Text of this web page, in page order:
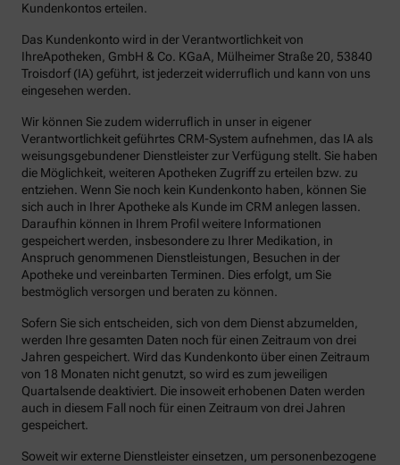
Kundenkontos erteilen.
Das Kundenkonto wird in der Verantwortlichkeit von
IhreApotheken, GmbH & Co. KGaA, Mülheimer Straße 20, 53840
Troisdorf (IA) geführt, ist jederzeit widerruflich und kann von uns
eingesehen werden.
Wir können Sie zudem widerruflich in unser in eigener
Verantwortlichkeit geführtes CRM-System aufnehmen, das IA als
weisungsgebundener Dienstleister zur Verfügung stellt. Sie haben
die Möglichkeit, weiteren Apotheken Zugriff zu erteilen bzw. zu
entziehen. Wenn Sie noch kein Kundenkonto haben, können Sie
sich auch in Ihrer Apotheke als Kunde im CRM anlegen lassen.
Daraufhin können in Ihrem Profil weitere Informationen
gespeichert werden, insbesondere zu Ihrer Medikation, in
Anspruch genommenen Dienstleistungen, Besuchen in der
Apotheke und vereinbarten Terminen. Dies erfolgt, um Sie
bestmöglich versorgen und beraten zu können.
Sofern Sie sich entscheiden, sich von dem Dienst abzumelden,
werden Ihre gesamten Daten noch für einen Zeitraum von drei
Jahren gespeichert. Wird das Kundenkonto über einen Zeitraum
von 18 Monaten nicht genutzt, so wird es zum jeweiligen
Quartalsende deaktiviert. Die insoweit erhobenen Daten werden
auch in diesem Fall noch für einen Zeitraum von drei Jahren
gespeichert.
Soweit wir externe Dienstleister einsetzen, um personenbezogene